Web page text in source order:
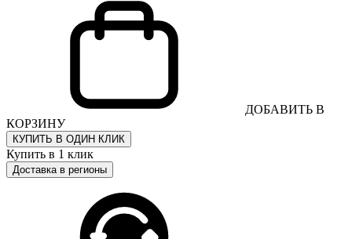
ДОБАВИТЬ В
КОРЗИНУ
КУПИТЬ В ОДИН КЛИК
Купить в 1 клик
Доставка в регионы